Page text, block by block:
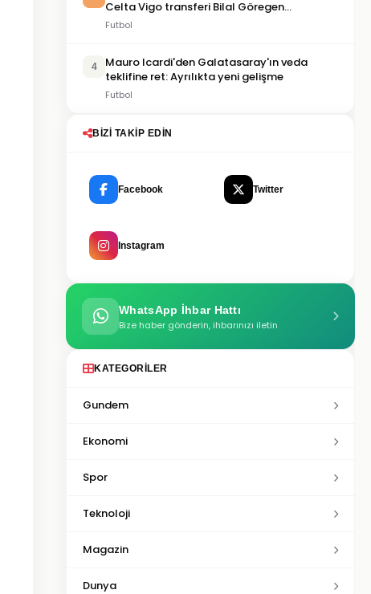
Celta Vigo transferi Bilal Göregen
videosuyla duyuruldu
Futbol
4
Mauro Icardi'den Galatasaray'ın veda
teklifine ret: Ayrılıkta yeni gelişme
Futbol
BIZI TAKIP EDIN
Facebook Twitter
Instagram
WhatsApp İhbar Hattı
Bize haber gönderin, ihbarınızı iletin
KATEGORILER
Gundem
Ekonomi
Spor
Teknoloji
Magazin
Dunya